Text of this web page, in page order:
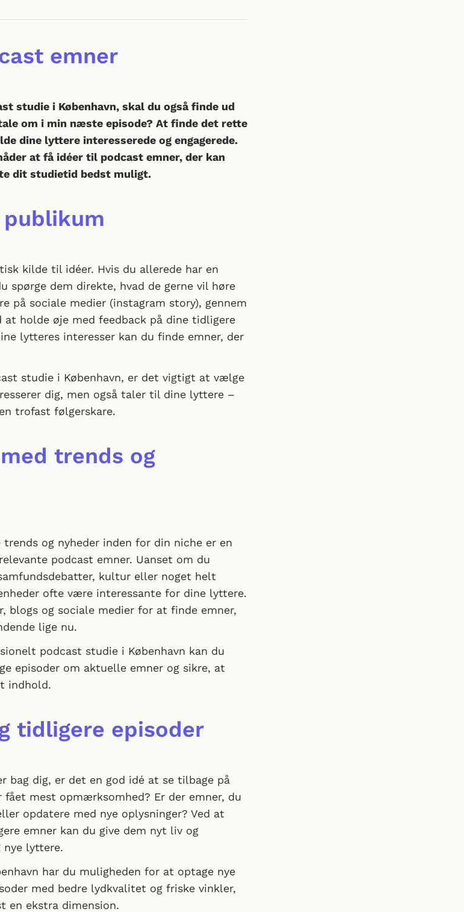
emner
studie i København, skal du også finde ud
om i min næste episode? At finde det rette
dine lyttere interesserede og engagerede.
at få idéer til podcast emner, der kan
dit studietid bedst muligt.
kilde til idéer. Hvis du allerede har en
spørge dem direkte, hvad de gerne vil høre
på sociale medier (instagram story), gennem
at holde øje med feedback på dine tidligere
lytteres interesser kan du finde emner, der
studie i København, er det vigtigt at vælge
dig, men også taler til dine lyttere –
trofast følgerskare.
trends og
og nyheder inden for din niche er en
podcast emner. Uanset om du
kultur eller noget helt
ofte være interessante for dine lyttere.
blogs og sociale medier for at finde emner,
lige nu.
podcast studie i København kan du
episoder om aktuelle emner og sikre, at
indhold.
tidligere episoder
bag dig, er det en god idé at se tilbage på
fået mest opmærksomhed? Er der emner, du
opdatere med nye oplysninger? Ved at
emner kan du give dem nyt liv og
lyttere.
har du muligheden for at optage nye
med bedre lydkvalitet og friske vinkler,
en ekstra dimension.